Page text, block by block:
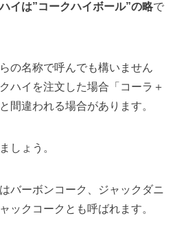
イは”コークハイボール”の略で
の名称で呼んでも構いません
ハイを注文した場合「コーラ＋
間違われる場合があります。
しょう。
バーボンコーク、ジャックダニ
ックコークとも呼ばれます。